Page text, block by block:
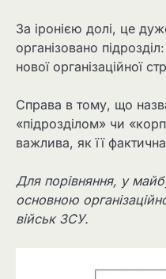
За іронією долі, це
організовано
нової організаційної
Справа в тому, що назва
«підрозділом» чи
важлива, як її
Для порівняння, у
основною
військ ЗСУ.